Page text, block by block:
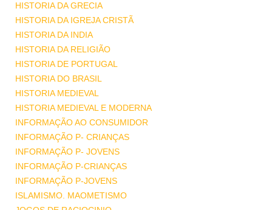
HISTORIA DA GRECIA
HISTORIA DA IGREJA CRISTÃ
HISTORIA DA INDIA
HISTORIA DA RELIGIÃO
HISTORIA DE PORTUGAL
HISTORIA DO BRASIL
HISTORIA MEDIEVAL
HISTORIA MEDIEVAL E MODERNA
INFORMAÇÃO AO CONSUMIDOR
INFORMAÇÃO P- CRIANÇAS
INFORMAÇÃO P- JOVENS
INFORMAÇÃO P-CRIANÇAS
INFORMAÇÃO P-JOVENS
ISLAMISMO. MAOMETISMO